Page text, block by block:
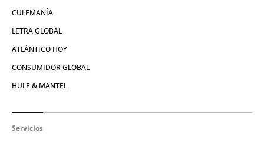
CULEMANÍA
LETRA GLOBAL
ATLÁNTICO HOY
CONSUMIDOR GLOBAL
HULE & MANTEL
Servicios